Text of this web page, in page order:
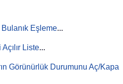
Bulanık Eşleme...
Liste...
Görünürlük Durumunu Aç/Kapa